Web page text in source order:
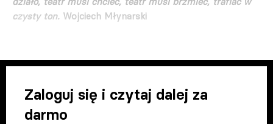
czysty ton. Wojciech Młynarski
Zaloguj się i czytaj dalej za
darmo